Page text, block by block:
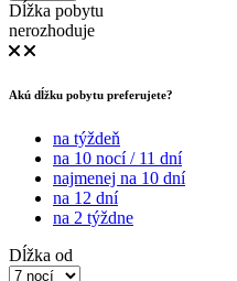
Dĺžka pobytu
nerozhoduje
Akú dĺžku pobytu preferujete?
na týždeň
na 10 nocí / 11 dní
najmenej na 10 dní
na 12 dní
na 2 týždne
Dĺžka od